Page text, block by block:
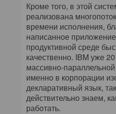
Кроме того, в этой
реализована
времени исполнения,
написанное
продуктивной среде
качественно. IBM уже
массивно-
именно в корпорации
декларативный язык,
действительно знаем,
работать.